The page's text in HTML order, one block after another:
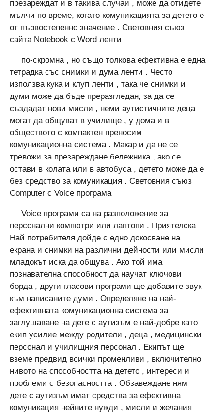
презареждат и в такива случаи , може да отидете
мълчи по време, когато комуникацията за детето е
от първостепенно значение . Световния съюз
сайта Notebook с Word ленти
по-скромна , но също толкова ефективна е една
тетрадка със снимки и дума ленти . Често
използва кука и клуп ленти , така че снимки и
думи може да бъде преразгледан, за да се
създадат нови мисли , неми аутистичните деца
могат да общуват в училище , у дома и в
обществото с компактен преносим
комуникационна система . Макар и да не се
тревожи за презареждане бележника , ако се
остави в колата или в автобуса , детето може да е
без средство за комуникация . Световния съюз
Computer с Voice програма
Voice програми са на разположение за
персонални компютри или лаптопи . Приятелска
Най потребителя дойде с едно докосване на
екрана и снимки на различни дейности или мисли
младокът иска да общува . Ако той има
познавателна способност да научат ключови
борда , други гласови програми ще добавите звук
към написаните думи . Определяне на най-
ефективната комуникационна система за
заглушаване на дете с аутизъм е най-добре като
екип усилие между родители , деца , медицински
персонал и училищния персонал . Екипът ще
вземе предвид всички променливи , включително
нивото на способността на детето , интереси и
проблеми с безопасността . Обзавеждане ням
дете с аутизъм имат средства за ефективна
комуникация нейните нужди , мисли и желания